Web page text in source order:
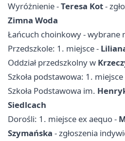
Wyróżnienie -Teresa Kot-
Zimna Woda
Łańcuch choinkowy - wybrane
Przedszkole: 1. miejsce -
Oddział przedszkolny w
Szkoła podstawowa: 1. miejsce
Szkoła Podstawowa im.
Siedlcach
Dorośli: 1. miejsce ex aequo -
Szymańska - zgłoszenia